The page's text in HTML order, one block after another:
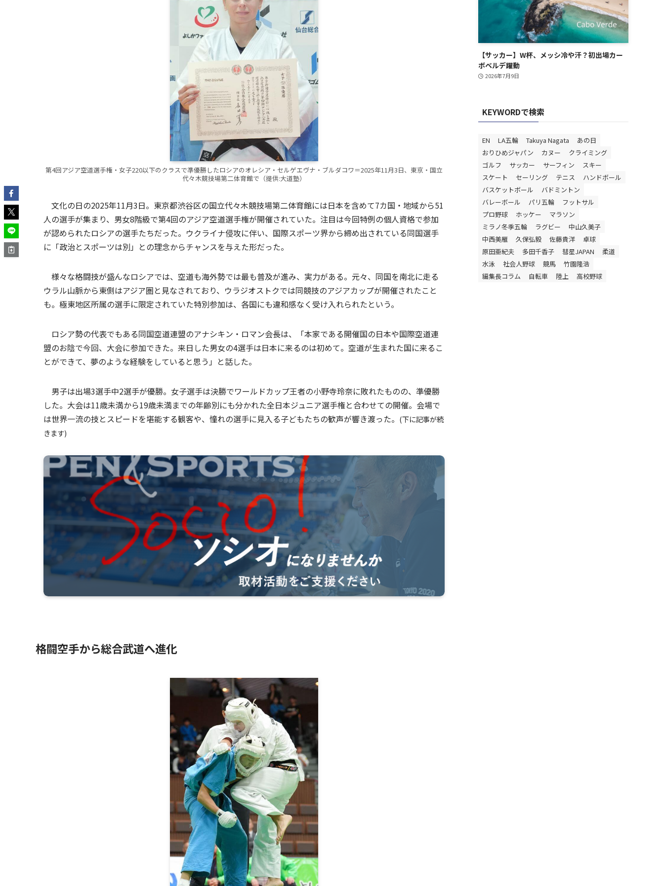
第4回アジア空道選手権・女子220以下のクラスで準優勝したロシアのオレシア・セルゲエヴナ・ブルダコワ＝2025年11月3日、東京・国立
代々木競技場第二体育館で（提供:大道塾）
文化の日の2025年11月3日。東京都渋谷区の国立代々木競技場第二体育館には日本を含めて7カ国・地域から51
人の選手が集まり、男女8階級で第4回のアジア空道選手権が開催されていた。注目は今回特例の個人資格で参加
が認められたロシアの選手たちだった。ウクライナ侵攻に伴い、国際スポーツ界から締め出されている同国選手
に「政治とスポーツは別」との理念からチャンスを与えた形だった。
様々な格闘技が盛んなロシアでは、空道も海外勢では最も普及が進み、実力がある。元々、同国を南北に走る
ウラル山脈から東側はアジア圏と見なされており、ウラジオストクでは同競技のアジアカップが開催されたこと
も。極東地区所属の選手に限定されていた特別参加は、各国にも違和感なく受け入れられたという。
ロシア勢の代表でもある同国空道連盟のアナシキン・ロマン会長は、「本家である開催国の日本や国際空道連
盟のお陰で今回、大会に参加できた。来日した男女の4選手は日本に来るのは初めて。空道が生まれた国に来るこ
とができて、夢のような経験をしていると思う」と話した。
男子は出場3選手中2選手が優勝。女子選手は決勝でワールドカップ王者の小野寺玲奈に敗れたものの、準優勝
した。大会は11歳未満から19歳未満までの年齢別にも分かれた全日本ジュニア選手権と合わせての開催。会場で
は世界一流の技とスピードを堪能する観客や、憧れの選手に見入る子どもたちの歓声が響き渡った。 (下に記事が続
きます)
格闘空手から総合武道へ進化
【サッカー】W杯、メッシ冷や汗？初出場カー
ボベルデ躍動
2026年7月9日
KEYWORDで検索
EN LA五輪 Takuya Nagata
あの日
おりひめジャパン
カヌー
クライミング
ゴルフ
サッカー サーフィン
スキー
スケート
セーリング テニス
ハンドボール
バスケットボール
バドミントン
バレーボール
パリ五輪
フットサル
プロ野球
ホッケー
マラソン
ミラノ冬季五輪
ラグビー
中山久美子
中西美雁
久保弘毅 佐藤貴洋
卓球
原田亜紀夫
多田千香子 彗星JAPAN
柔道
水泳
社会人野球 競馬
竹園隆浩
編集長コラム
自転車 陸上 高校野球